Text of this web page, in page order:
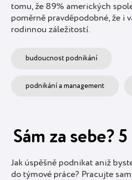
tomu, že 89% amerických
poměrně pravděpodobné, že i
rodinnou záležitostí.
budoucnost podnikání
podnikání a management
Sám za sebe?
Jak úspěšně podnikat aniž
do týmové práce? Pracujte